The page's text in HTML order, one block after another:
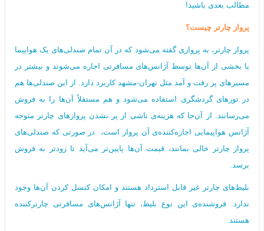
مطالب بعدی باشید!
پرواز چارتر چیست؟
پرواز چارتر، به پروازی گفته می‌شود که در آن تمام صندلی‌های یک هواپیما
یا بخشی از آن‌ها توسط آژانس‌های مسافرتی اجاره می‌شوند و بیشتر در
مسیرهای پر رفت و آمد مثل تهران-مشهد کاربرد دارد. از این صندلی‌ها هم
در تورهای گردشگری استفاده می‌شود و هم مستقلاً آن‌ها را به فروش
می‌رسانند. از آن‌جا که هزینه‌ی ناشی از پر نشدن پروازهای چارتر متوجه
آژانس هواپیمایی اجاره‌کننده‌ی آن پرواز است، در صورتی که صندلی‌های
پرواز چارتر خالی بمانند، قیمت آن‌ها پایین‌تر می‌آید تا زودتر به فروش
برسد.
بلیط‌های چارتر غیر قابل استرداد هستند و امکان کنسل کردن آن‌ها وجود
ندارد. فروشنده‌ی این نوع بلیط، تنها آژانس‌های مسافرتی چارترکننده
هستند.